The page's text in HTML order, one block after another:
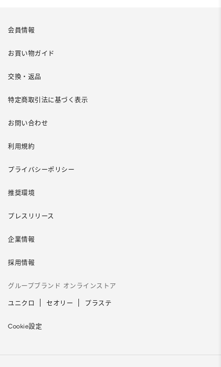
会員情報
お買い物ガイド
交換・返品
特定商取引法に基づく表示
お問い合わせ
利用規約
プライバシーポリシー
推奨環境
プレスリリース
企業情報
採用情報
グループブランド オンラインストア
ユニクロ セオリー プラステ
Cookie設定